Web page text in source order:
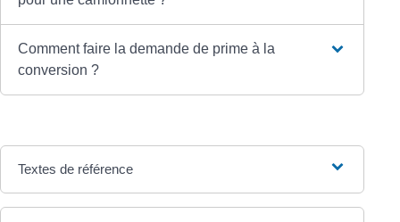
Comment faire la demande de prime à la
conversion ?
Textes de référence